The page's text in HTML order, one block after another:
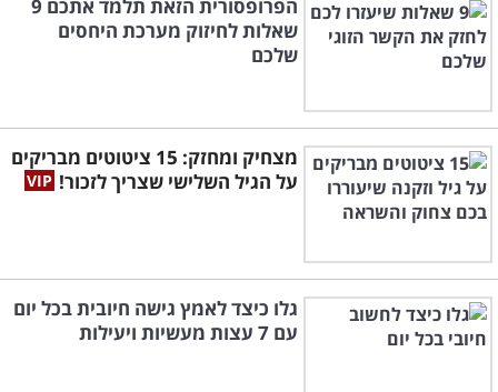
הפרופסורית הזאת תלמד אתכם 9
שאלות לחיזוק מערכת היחסים
שלכם
מצחיק ומחזק: 15 ציטוטים מבריקים
על הגיל השלישי שצריך לזכור!
גלו כיצד לאמץ גישה חיובית בכל יום
עם 7 עצות מעשיות ויעילות